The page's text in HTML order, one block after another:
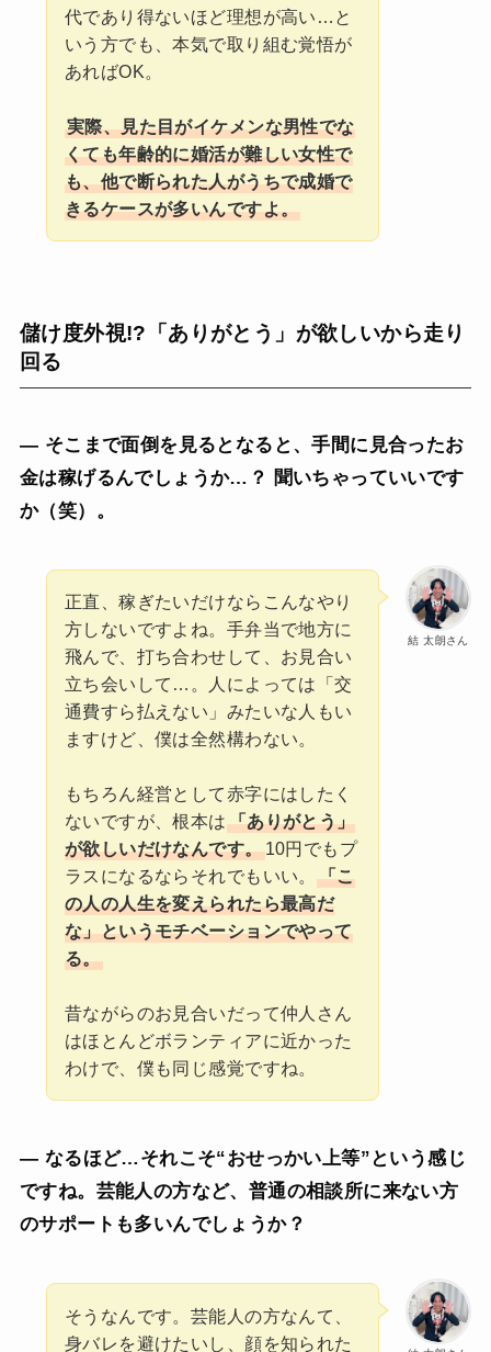
代であり得ないほど理想が高い…と
いう方でも、本気で取り組む覚悟が
あればOK。
実際、見た目がイケメンな男性でな
くても年齢的に婚活が難しい女性で
も、他で断られた人がうちで成婚で
きるケースが多いんですよ。
儲け度外視!?「ありがとう」が欲しいから走り
回る
— そこまで面倒を見るとなると、手間に見合ったお
金は稼げるんでしょうか…？ 聞いちゃっていいです
か（笑）。
結 太朗さん
正直、稼ぎたいだけならこんなやり
方しないですよね。手弁当で地方に
飛んで、打ち合わせして、お見合い
立ち会いして…。人によっては「交
通費すら払えない」みたいな人もい
ますけど、僕は全然構わない。
もちろん経営として赤字にはしたく
ないですが、根本は 「ありがとう」
が欲しいだけなんです。10円でもプ
ラスになるならそれでもいい。
「こ
の人の人生を変えられたら最高だ
な」というモチベーションでやって
る。
昔ながらのお見合いだって仲人さん
はほとんどボランティアに近かった
わけで、僕も同じ感覚ですね。
— なるほど…それこそ“おせっかい上等”という感じ
ですね。芸能人の方など、普通の相談所に来ない方
のサポートも多いんでしょうか？
そうなんです。芸能人の方なんて、
身バレを避けたいし、顔を知られた